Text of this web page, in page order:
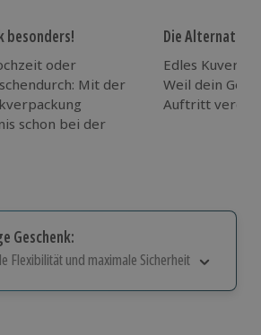
besonders!
oder
Mit der
schon bei der
Die Alternative:
Edles Kuvert
Weil dein
Auftritt
Geschenk:
Flexibilität und maximale Sicherheit
:Über 9.000 Erlebnisse.